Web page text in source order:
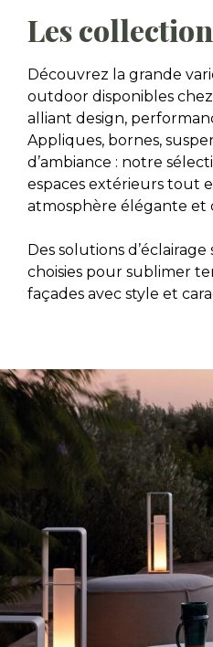
Les
Découvrez la grande
outdoor disponibles
alliant design,
Appliques, bornes,
d’ambiance : notre
espaces extérieurs tout
atmosphère élégante et
Des solutions
choisies pour sublimer
façades avec style et